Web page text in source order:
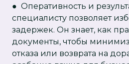
● Оперативность и
специалисту позволяет
задержек. Он знает, как
документы, чтобы
отказа или возврата на